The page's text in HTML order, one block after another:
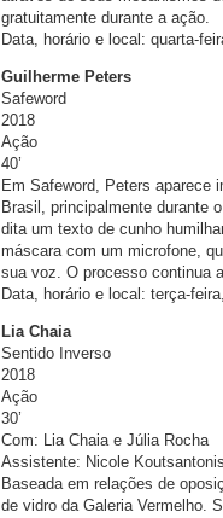
gratuitamente durante a ação.
Data, horário e local: quarta-
Guilherme Peters
Safeword
2018
Ação
40’
Em Safeword, Peters aparece
Brasil, principalmente durante
dita um texto de cunho
máscara com um microfone,
sua voz. O processo continua
Data, horário e local: terça-
Lia Chaia
Sentido Inverso
2018
Ação
30’
Com: Lia Chaia e Júlia Rocha
Assistente: Nicole
Baseada em relações de
de vidro da Galeria Vermelho.